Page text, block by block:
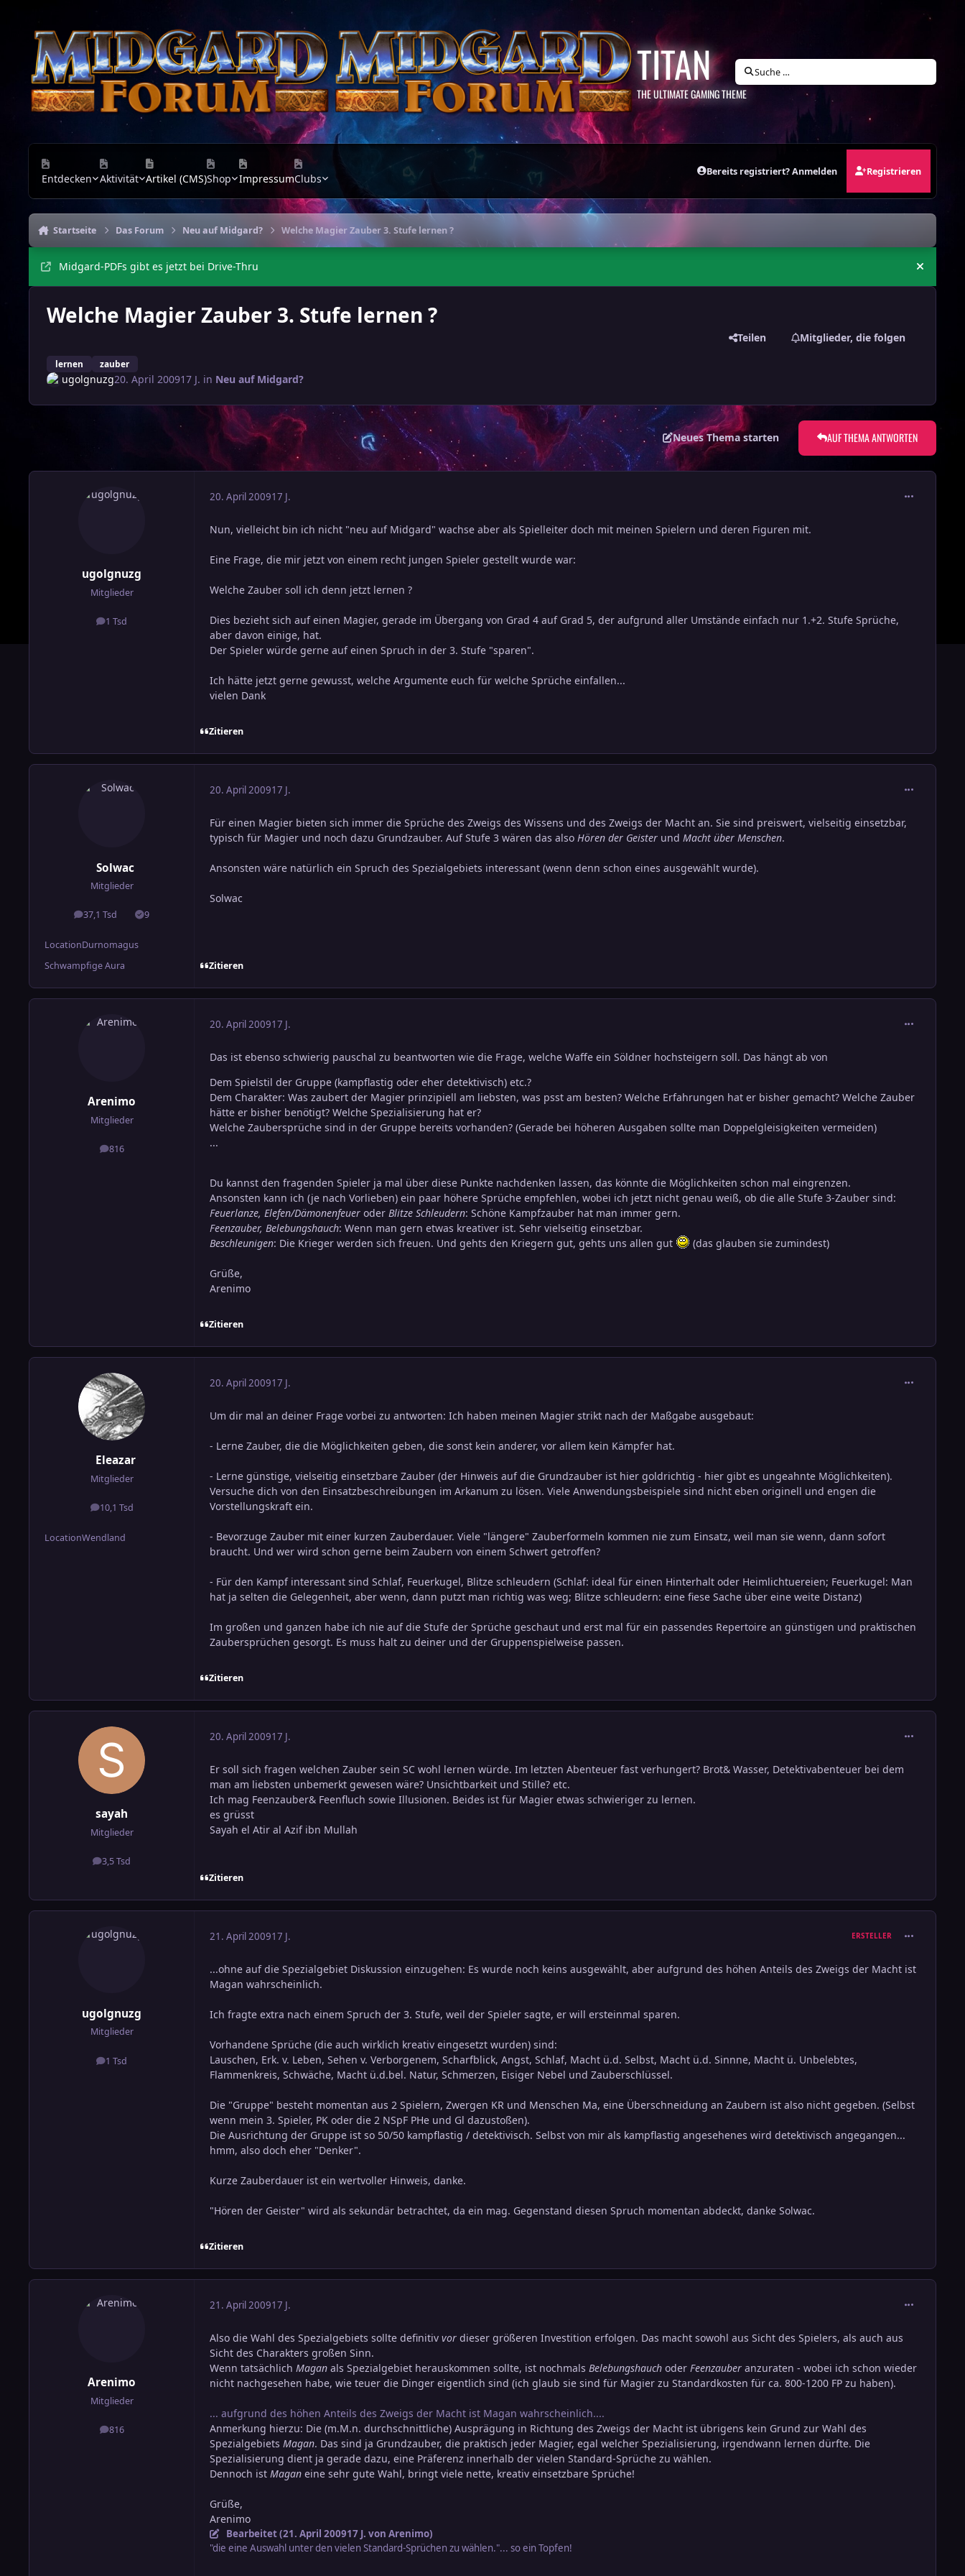
TITAN
THE ULTIMATE GAMING THEME
Suche …
Entdecken Aktivität Artikel (CMS)Shop ImpressumClubs
Bereits registriert? Anmelden Registrieren
Startseite Das Forum Neu auf Midgard? Welche Magier Zauber 3. Stufe lernen ?
Midgard-PDFs gibt es jetzt bei Drive-Thru
Welche Magier Zauber 3. Stufe lernen ?
lernen zauber
Teilen Mitglieder, die folgen
ugolgnuzg20. April 200917 J. in Neu auf Midgard?
Neues Thema starten AUF THEMA ANTWORTEN
ugolgnuzg
Mitglieder
1 TsdBeiträge
20. April 200917 J.
Nun, vielleicht bin ich nicht "neu auf Midgard" wachse aber als Spielleiter doch mit meinen Spielern und deren Figuren mit.
Eine Frage, die mir jetzt von einem recht jungen Spieler gestellt wurde war:
Welche Zauber soll ich denn jetzt lernen ?
Dies bezieht sich auf einen Magier, gerade im Übergang von Grad 4 auf Grad 5, der aufgrund aller Umstände einfach nur 1.+2. Stufe Sprüche,
aber davon einige, hat.
Der Spieler würde gerne auf einen Spruch in der 3. Stufe "sparen".
Ich hätte jetzt gerne gewusst, welche Argumente euch für welche Sprüche einfallen...
vielen Dank
Zitieren
Solwac
Mitglieder
37,1 Tsd
Beiträge 9
Lösungen
LocationDurnomagus
Schwampfige Aura
20. April 200917 J.
Für einen Magier bieten sich immer die Sprüche des Zweigs des Wissens und des Zweigs der Macht an. Sie sind preiswert, vielseitig einsetzbar,
typisch für Magier und noch dazu Grundzauber. Auf Stufe 3 wären das also Hören der Geister und Macht über Menschen.
Ansonsten wäre natürlich ein Spruch des Spezialgebiets interessant (wenn denn schon eines ausgewählt wurde).
Solwac
Zitieren
Arenimo
Mitglieder
816
Beiträge
20. April 200917 J.
Das ist ebenso schwierig pauschal zu beantworten wie die Frage, welche Waffe ein Söldner hochsteigern soll. Das hängt ab von
Dem Spielstil der Gruppe (kampflastig oder eher detektivisch) etc.?
Dem Charakter: Was zaubert der Magier prinzipiell am liebsten, was psst am besten? Welche Erfahrungen hat er bisher gemacht? Welche Zauber
hätte er bisher benötigt? Welche Spezialisierung hat er?
Welche Zaubersprüche sind in der Gruppe bereits vorhanden? (Gerade bei höheren Ausgaben sollte man Doppelgleisigkeiten vermeiden)
...
Du kannst den fragenden Spieler ja mal über diese Punkte nachdenken lassen, das könnte die Möglichkeiten schon mal eingrenzen.
Ansonsten kann ich (je nach Vorlieben) ein paar höhere Sprüche empfehlen, wobei ich jetzt nicht genau weiß, ob die alle Stufe 3-Zauber sind:
Feuerlanze, Elefen/Dämonenfeuer oder Blitze Schleudern: Schöne Kampfzauber hat man immer gern.
Feenzauber, Belebungshauch: Wenn man gern etwas kreativer ist. Sehr vielseitig einsetzbar.
Beschleunigen: Die Krieger werden sich freuen. Und gehts den Kriegern gut, gehts uns allen gut (das glauben sie zumindest)
Grüße,
Arenimo
Zitieren
Eleazar
Mitglieder
10,1 Tsd
Beiträge
LocationWendland
20. April 200917 J.
Um dir mal an deiner Frage vorbei zu antworten: Ich haben meinen Magier strikt nach der Maßgabe ausgebaut:
- Lerne Zauber, die die Möglichkeiten geben, die sonst kein anderer, vor allem kein Kämpfer hat.
- Lerne günstige, vielseitig einsetzbare Zauber (der Hinweis auf die Grundzauber ist hier goldrichtig - hier gibt es ungeahnte Möglichkeiten).
Versuche dich von den Einsatzbeschreibungen im Arkanum zu lösen. Viele Anwendungsbeispiele sind nicht eben originell und engen die
Vorstellungskraft ein.
- Bevorzuge Zauber mit einer kurzen Zauberdauer. Viele "längere" Zauberformeln kommen nie zum Einsatz, weil man sie wenn, dann sofort
braucht. Und wer wird schon gerne beim Zaubern von einem Schwert getroffen?
- Für den Kampf interessant sind Schlaf, Feuerkugel, Blitze schleudern (Schlaf: ideal für einen Hinterhalt oder Heimlichtuereien; Feuerkugel: Man
hat ja selten die Gelegenheit, aber wenn, dann putzt man richtig was weg; Blitze schleudern: eine fiese Sache über eine weite Distanz)
Im großen und ganzen habe ich nie auf die Stufe der Sprüche geschaut und erst mal für ein passendes Repertoire an günstigen und praktischen
Zaubersprüchen gesorgt. Es muss halt zu deiner und der Gruppenspielweise passen.
Zitieren
sayah
Mitglieder
3,5 Tsd
Beiträge
20. April 200917 J.
Er soll sich fragen welchen Zauber sein SC wohl lernen würde. Im letzten Abenteuer fast verhungert? Brot& Wasser, Detektivabenteuer bei dem
man am liebsten unbemerkt gewesen wäre? Unsichtbarkeit und Stille? etc.
Ich mag Feenzauber& Feenfluch sowie Illusionen. Beides ist für Magier etwas schwieriger zu lernen.
es grüsst
Sayah el Atir al Azif ibn Mullah
Zitieren
ugolgnuzg
Mitglieder
1 TsdBeiträge
21. April 200917 J. ERSTELLER
...ohne auf die Spezialgebiet Diskussion einzugehen: Es wurde noch keins ausgewählt, aber aufgrund des höhen Anteils des Zweigs der Macht ist
Magan wahrscheinlich.
Ich fragte extra nach einem Spruch der 3. Stufe, weil der Spieler sagte, er will ersteinmal sparen.
Vorhandene Sprüche (die auch wirklich kreativ eingesetzt wurden) sind:
Lauschen, Erk. v. Leben, Sehen v. Verborgenem, Scharfblick, Angst, Schlaf, Macht ü.d. Selbst, Macht ü.d. Sinnne, Macht ü. Unbelebtes,
Flammenkreis, Schwäche, Macht ü.d.bel. Natur, Schmerzen, Eisiger Nebel und Zauberschlüssel.
Die "Gruppe" besteht momentan aus 2 Spielern, Zwergen KR und Menschen Ma, eine Überschneidung an Zaubern ist also nicht gegeben. (Selbst
wenn mein 3. Spieler, PK oder die 2 NSpF PHe und Gl dazustoßen).
Die Ausrichtung der Gruppe ist so 50/50 kampflastig / detektivisch. Selbst von mir als kampflastig angesehenes wird detektivisch angegangen...
hmm, also doch eher "Denker".
Kurze Zauberdauer ist ein wertvoller Hinweis, danke.
"Hören der Geister" wird als sekundär betrachtet, da ein mag. Gegenstand diesen Spruch momentan abdeckt, danke Solwac.
Zitieren
Arenimo
Mitglieder
816
Beiträge
21. April 200917 J.
Also die Wahl des Spezialgebiets sollte definitiv vor dieser größeren Investition erfolgen. Das macht sowohl aus Sicht des Spielers, als auch aus
Sicht des Charakters großen Sinn.
Wenn tatsächlich Magan als Spezialgebiet herauskommen sollte, ist nochmals Belebungshauch oder Feenzauber anzuraten - wobei ich schon wieder
nicht nachgesehen habe, wie teuer die Dinger eigentlich sind (ich glaub sie sind für Magier zu Standardkosten für ca. 800-1200 FP zu haben).
... aufgrund des höhen Anteils des Zweigs der Macht ist Magan wahrscheinlich....
Anmerkung hierzu: Die (m.M.n. durchschnittliche) Ausprägung in Richtung des Zweigs der Macht ist übrigens kein Grund zur Wahl des
Spezialgebiets Magan. Das sind ja Grundzauber, die praktisch jeder Magier, egal welcher Spezialisierung, irgendwann lernen dürfte. Die
Spezialisierung dient ja gerade dazu, eine Präferenz innerhalb der vielen Standard-Sprüche zu wählen.
Dennoch ist Magan eine sehr gute Wahl, bringt viele nette, kreativ einsetzbare Sprüche!
Grüße,
Arenimo
Bearbeitet (21. April 200917 J. von Arenimo)
"die eine Auswahl unter den vielen Standard-Sprüchen zu wählen."... so ein Topfen!